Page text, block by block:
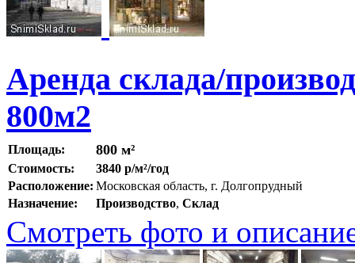
Аренда склада/
800м2
Площадь: 800 м²
Стоимость:
3840 р/м²/год
Расположение: Московская область, г. Долгопрудный
Назначение:
Производство, Склад
Смотреть фото и